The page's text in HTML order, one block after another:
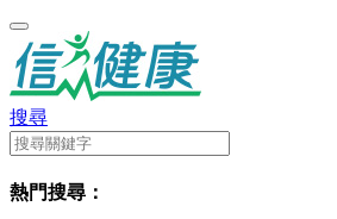
搜尋
熱門搜尋：